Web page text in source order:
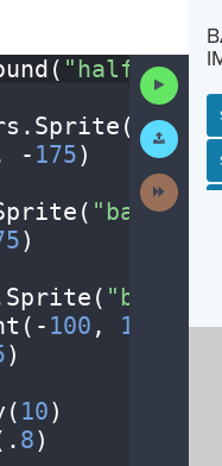
"halfcourt"
. Sprite(
- 175)
)
Sprite(
- 100 , 150
¬
)
10)
. 8)
Code
Work
Activity